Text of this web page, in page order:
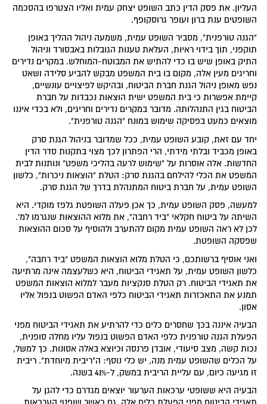
העליון. את פסק הדין כתב השופט יצחק עמית ואליו הצטרפו בהסכמה
השופטים ענת ברון ועופר גרוסקופף.
"הגנה טורפנית", מסביר השופט עמית, משמעה ניהול ההליך באופן
תוקפני, תוך בידוי ראיות, העלאת טענות הגובלות באבסורד וניהול
התיק באופן שיש בו כדי להתיש את המבוטח-המוחלש. במקרים נדירים
וחריגים מעין אלה, מקום בו בית המשפט מבקש להביע סלידה ושאט
נפש מאופן ניהול הגנת חברת הביטוח, ובהיקש לפיצויים עונשיים,
קיימת אפשרות כי בית המשפט ישית הוצאות נכבדות על חברת
הביטוח בגין התנהלותה. מדובר במקרים נדירים וחריגים, ולא בכדי איננו
מוצאים כמעט בפסיקה שימוש במונח "הגנה טורפנית".
יחד עם זאת, קובע השופט עמית, ככל שמדובר בניהול הגנת סרק
באופן מכביד ובלתי מידתי, הרי הפתרון לכך מצוי בתקנות סדר הדין
החדשות. אלה אוסרות על "שימוש לרעה בהליכי משפט" ונותנות לבית
המשפט את הכלי להילחם בהגנת סרק: הטלת "הוצאות ניכרות", כלשון
השופט עמית, על חברת ביטוח המתנהלת בדרך של הגנת סרק.
למעשה, פסק השופט עמית, כך אכן פעלה השופטת גלפז מוקדי. היא
השיתה על ביטוח חקלאי "ביד רחבה", את מלוא ההוצאות שנגרמו למ'.
לכן לא ראה השופט עמית מקום להתערב ולהוסיף על סכום ההוצאות
שפסקה השופטת.
ואני אוסיף ברשותכם, כי הטלת מלוא הוצאות המשפט "ביד רחבה",
כלשון השופט עמית, על תאגידי הביטוח, היא כשלעצמה אינה מרתיעה
את תאגידי הביטוח. רק הטלת סנקציות מעבר למלוא הוצאות המשפט
תמנע את התאכזרות תאגידי הביטוח כלפי האדם הפשוט בנפול אליו
אסון.
הבעיה איננה בכך שחסרים כלים כדי להרתיע את תאגידי הביטוח מפני
הפעלת הגנה טורפנית כלפי האדם הפשוט בנפול עליו מחלה סופנית,
נכות קשה, מצב סיעודי, אובדן פרנסה וכיוצא באלה אסונות. כך למשל,
על הכלים שהשופט עמית מנה, יש כלי נוסף: ה"ריבית מיוחדת". ריבית
זו מגיעה כיום, עם עליית הריבית במשק, ל-41% בשנה.
הבעיה היא ששופטי ערכאות הערעור יוצאים מגדרם כדי להגן על